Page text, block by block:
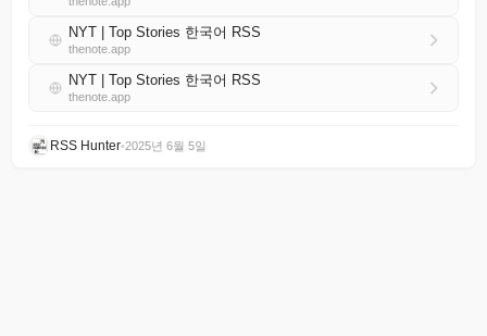
NYT | Top Stories 한국어 RSS
thenote.app
NYT | Top Stories 한국어 RSS
thenote.app
RSS Hunter•2025년 6월 5일